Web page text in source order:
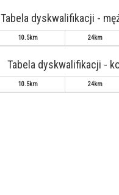
Tabela dyskwalifikacji -
10.5km 24km
Tabela dyskwalifikacji -
10.5km 24km